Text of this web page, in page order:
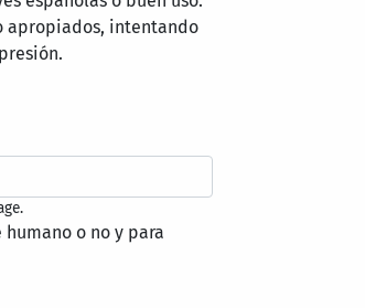
apropiados, intentando
o no y para